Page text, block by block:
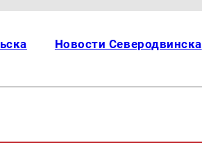
Новости Северодвинска